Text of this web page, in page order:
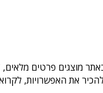
מוצגים פרטים מלאים,
את האפשרויות,